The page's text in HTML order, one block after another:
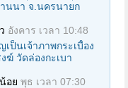
นนา จ.นครนายก
อังคาร เวลา 10:48
ป็นเจ้าภาพกระเบื้อง
ฆ์ วัดล่องกะเบา
อย พุธ เวลา 07:30